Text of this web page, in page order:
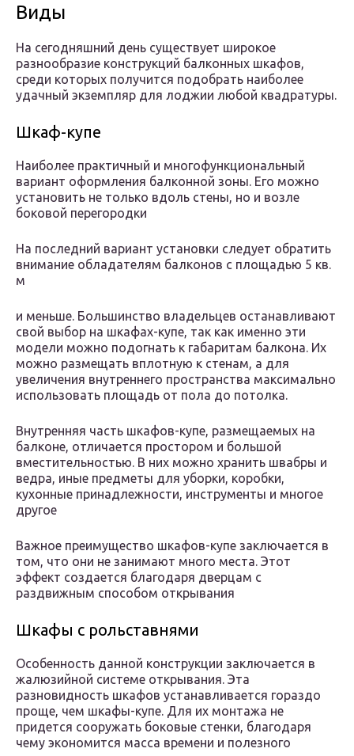
Виды
На сегодняшний день существует широкое
разнообразие конструкций балконных шкафов,
среди которых получится подобрать наиболее
удачный экземпляр для лоджии любой квадратуры.
Шкаф-купе
Наиболее практичный и многофункциональный
вариант оформления балконной зоны. Его можно
установить не только вдоль стены, но и возле
боковой перегородки
На последний вариант установки следует обратить
внимание обладателям балконов с площадью 5 кв.
м
и меньше. Большинство владельцев останавливают
свой выбор на шкафах-купе, так как именно эти
модели можно подогнать к габаритам балкона. Их
можно размещать вплотную к стенам, а для
увеличения внутреннего пространства максимально
использовать площадь от пола до потолка.
Внутренняя часть шкафов-купе, размещаемых на
балконе, отличается простором и большой
вместительностью. В них можно хранить швабры и
ведра, иные предметы для уборки, коробки,
кухонные принадлежности, инструменты и многое
другое
Важное преимущество шкафов-купе заключается в
том, что они не занимают много места. Этот
эффект создается благодаря дверцам с
раздвижным способом открывания
Шкафы с рольставнями
Особенность данной конструкции заключается в
жалюзийной системе открывания. Эта
разновидность шкафов устанавливается гораздо
проще, чем шкафы-купе. Для их монтажа не
придется сооружать боковые стенки, благодаря
чему экономится масса времени и полезного